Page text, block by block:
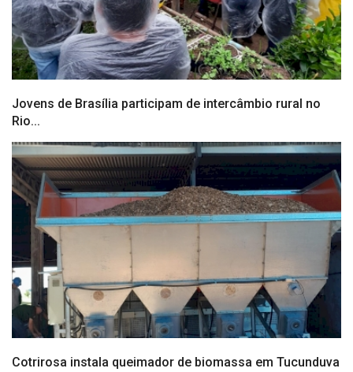
Jovens de Brasília participam de intercâmbio rural no
Rio...
Cotrirosa instala queimador de biomassa em Tucunduva